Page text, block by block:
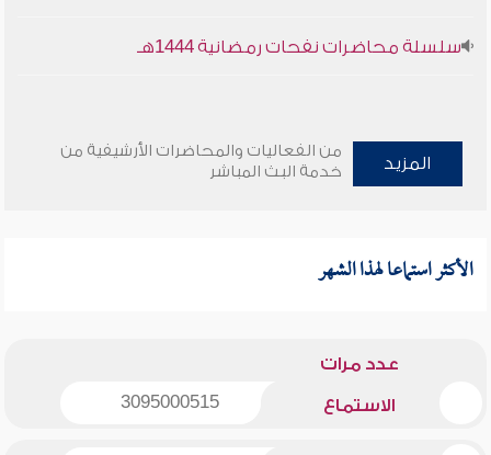
سلسلة محاضرات نفحات رمضانية 1444هـ
المزيد
من الفعاليات والمحاضرات الأرشيفية من
خدمة البث المباشر
الأكثر استماعا لهذا الشهر
عدد مرات
الاستماع 3095000515